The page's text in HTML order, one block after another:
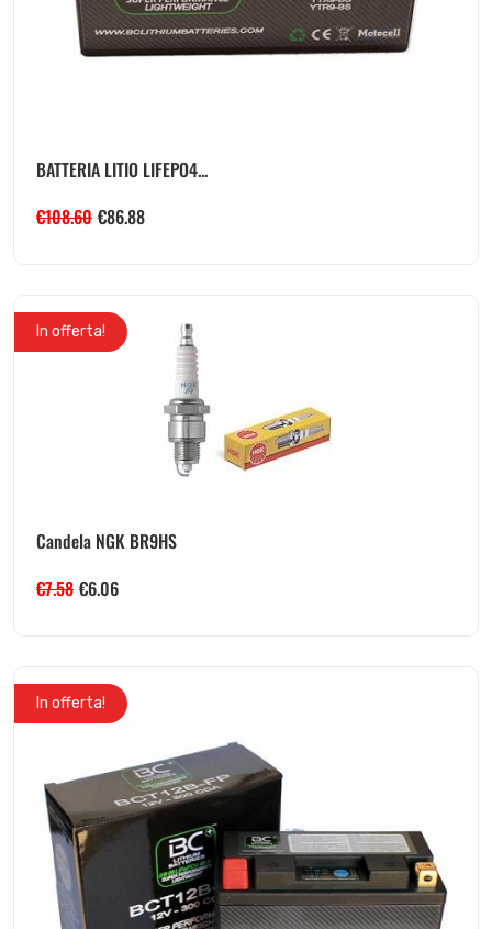
BATTERIA LITIO LIFEPO4...
€108.60 €86.88
In offerta!
Candela NGK BR9HS
€7.58 €6.06
In offerta!